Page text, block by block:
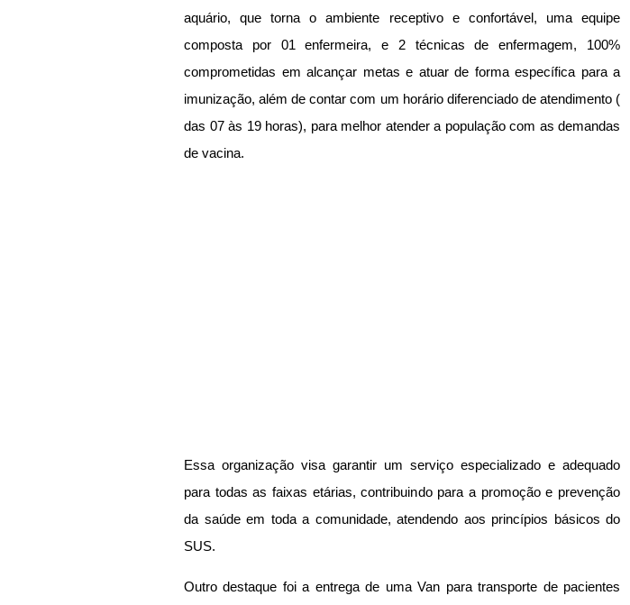
aquário, que torna o ambiente receptivo e confortável, uma equipe
composta por 01 enfermeira, e 2 técnicas de enfermagem, 100%
comprometidas em alcançar metas e atuar de forma específica para a
imunização, além de contar com um horário diferenciado de atendimento (
das 07 às 19 horas), para melhor atender a população com as demandas
de vacina.
Essa organização visa garantir um serviço especializado e adequado
para todas as faixas etárias, contribuindo para a promoção e prevenção
da saúde em toda a comunidade, atendendo aos princípios básicos do
SUS.
Outro destaque foi a entrega de uma Van para transporte de pacientes